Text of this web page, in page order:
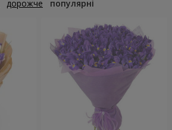
дорожче популярні